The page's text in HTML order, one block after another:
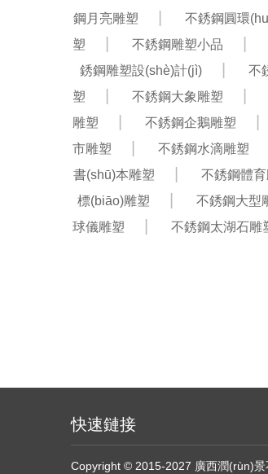
鋼月亮雕塑
不銹鋼圓環
塑
不銹鋼雕塑小品
銹鋼雕塑設(shè)計(jì)
不
塑
不銹鋼大象雕塑
雕塑
不銹鋼企鵝雕塑
市雕塑
不銹鋼水滴雕塑
書(shū)本雕塑
不銹鋼體
標(biāo)雕塑
不銹鋼大型
球儀雕塑
不銹鋼太湖石雕
快速鏈接
Copyright © 2015-2027 廣西潤(rùn)景